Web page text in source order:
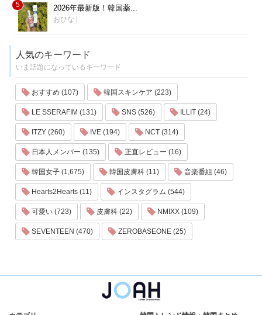
5 2026年最新版！韓国薬...
おひな
人気のキーワード
いま話題になっているキーワード
おすすめ (107) 韓国スキンケア (223)
LE SSERAFIM (131) SNS (526) ILLIT (24)
ITZY (260) IVE (194) NCT (314)
日本人メンバー (135) 正直レビュー (16)
韓国女子 (1,675) 韓国皮膚科 (11) 音楽番組 (46)
Hearts2Hearts (11) インスタグラム (544)
可愛い (723) 皮膚科 (22) NMIXX (109)
SEVENTEEN (470) ZEROBASEONE (25)